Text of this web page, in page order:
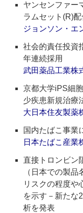
ヤンセンファー
ラムセット(R)
ジョンソン・エ
社会的責任投資
年連続採用
武田薬品工業株
京都大学iPS細
少疾患新規治療
大日本住友製薬
国内たばこ事業
日本たばこ産業
直接トロンビン
（日本での製
リスクの程度や
を示す－新たな
析を発表